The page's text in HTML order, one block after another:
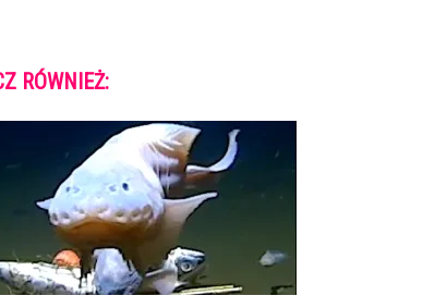
RÓWNIEŻ: